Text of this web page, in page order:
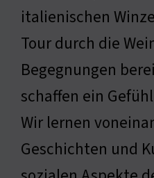
italienischen
Tour durch die
Begegnungen
schaffen ein
Wir lernen
Geschichten und